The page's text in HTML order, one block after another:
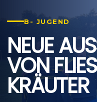
B- JUGEND
NEUE
VON
KRÄUTER